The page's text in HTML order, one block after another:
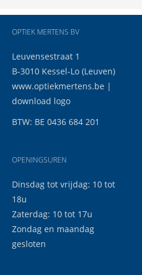
OPTIEK MERTENS BV
Leuvensestraat 1
B-3010 Kessel-Lo (Leuven)
www.optiekmertens.be |
download logo
BTW: BE 0436 684 201
OPENINGSUREN
Dinsdag tot vrijdag: 10 tot
18u
Zaterdag: 10 tot 17u
Zondag en maandag
gesloten